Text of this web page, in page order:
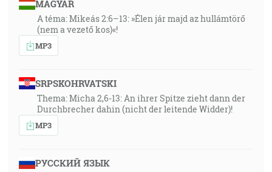
MAGYAR
A téma: Mikeás 2:6–13: »Élen jár majd az hullámtörő
(nem a vezető kos)«!
MP3
SRPSKOHRVATSKI
Thema: Micha 2,6-13: An ihrer Spitze zieht dann der
Durchbrecher dahin (nicht der leitende Widder)!
MP3
РУССКИЙ ЯЗЫК